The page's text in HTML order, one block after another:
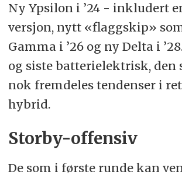
Ny Ypsilon i ’24 - inkludert
versjon, nytt «flaggskip»
Gamma i ’26 og ny Delta i
og siste batterielektrisk, den
nok fremdeles tendenser i
hybrid.
Storby-offensiv
De som i første runde kan